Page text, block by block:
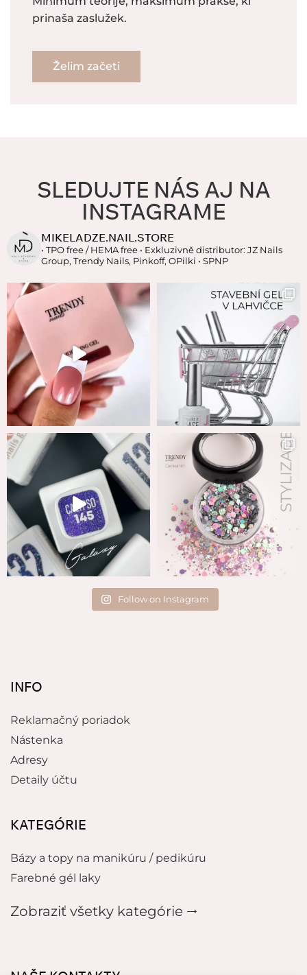
prinaša zaslužek.
Želim začeti
SLEDUJTE NÁS AJ NA
INSTAGRAME
MIKELADZE.NAIL.STORE
• TPO free / HEMA free • Exkluzivně distributor: JZ Nails
Group, Trendy Nails, Pinkoff, OPilki • SPNP
Follow on Instagram
INFO
Reklamačný poriadok
Nástenka
Adresy
Detaily účtu
KATEGÓRIE
Bázy a topy na manikúru / pedikúru
Farebné gél laky
Zobraziť všetky kategórie 🠂